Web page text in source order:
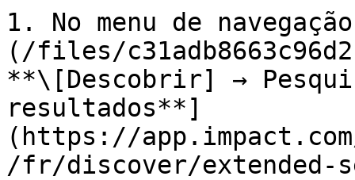
1. No menu de
(/files/
**\[Descobrir] →
resultados**]
(https://
/fr/discover/